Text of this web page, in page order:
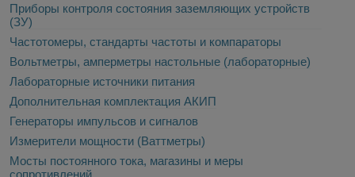
Приборы контроля состояния заземляющих устройств
(ЗУ)
Частотомеры, стандарты частоты и компараторы
Вольтметры, амперметры настольные (лабораторные)
Лабораторные источники питания
Дополнительная комплектация АКИП
Генераторы импульсов и сигналов
Измерители мощности (Ваттметры)
Мосты постоянного тока, магазины и меры